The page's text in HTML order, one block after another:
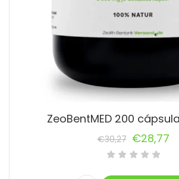
ZeoBentMED 200
€30,27 €28,77